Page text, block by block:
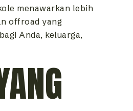
menawarkan lebih
offroad yang
Anda, keluarga,